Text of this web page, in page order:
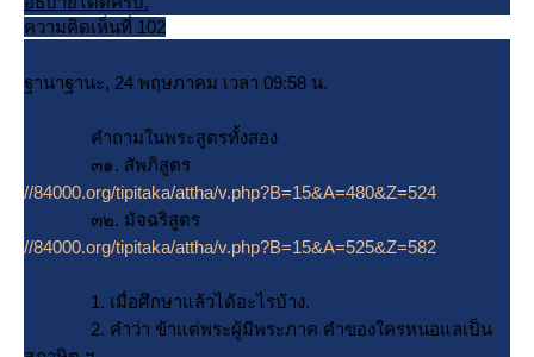
ความคิดเห็นที่ 102
ฐานาฐานะ, 24 พฤษภาคม เวลา 09:58 น.
คำถามในพระสูตรทั้งสอง
๓๑. สัพภิสูตร
//84000.org/tipitaka/attha/v.php?B=15&A=480&Z=524
๓๒. มัจฉริสูตร
//84000.org/tipitaka/attha/v.php?B=15&A=525&Z=582
1. เมื่อศึกษาแล้วได้อะไรบ้าง.
2. คำว่า ข้าแต่พระผู้มีพระภาค คำของใครหนอแลเป็น